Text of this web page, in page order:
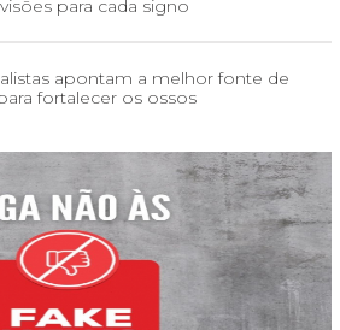
para cada signo
apontam a melhor fonte de
fortalecer os ossos